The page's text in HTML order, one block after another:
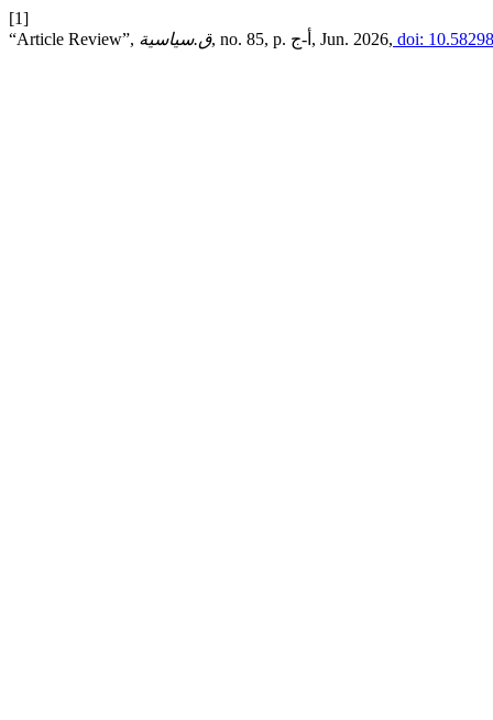
[1]
“Article Review”, ق.سياسية , no. 85, p. أ-ج, Jun. 2026, doi: